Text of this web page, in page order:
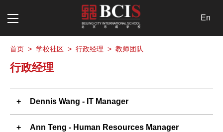
En
首页 > 学校社区 > 行政经理 > 教师团队
行政经理
Dennis Wang - IT Manager
Ann Teng - Human Resources Manager